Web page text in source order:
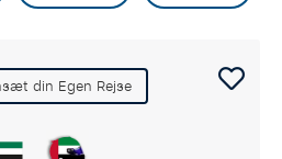
din Egen Rejse